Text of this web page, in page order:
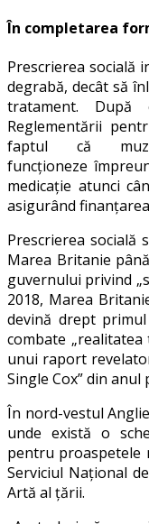
În completarea
Prescrierea socială
degrabă, decât să
tratament. După
Reglementării
faptul că
funcționeze
medicație atunci
asigurând
Prescrierea socială
Marea Britanie
guvernului privind
2018, Marea
devină drept
combate
unui raport
Single Cox” din anul
În nord-vestul
unde există o
pentru proaspetele
Serviciul Național
Artă al țării.